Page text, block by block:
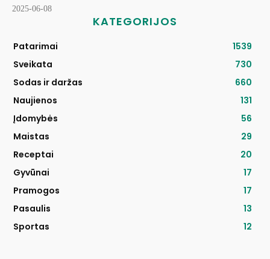
2025-06-08
KATEGORIJOS
Patarimai
1539
Sveikata
730
Sodas ir daržas
660
Naujienos
131
Įdomybės
56
Maistas
29
Receptai
20
Gyvūnai
17
Pramogos
17
Pasaulis
13
Sportas
12